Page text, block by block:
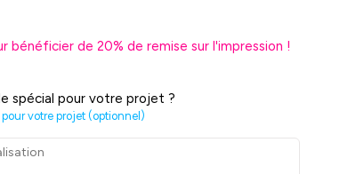
bénéficier de 20% de remise sur l'impression !
spécial pour votre projet ?
votre projet (optionnel)